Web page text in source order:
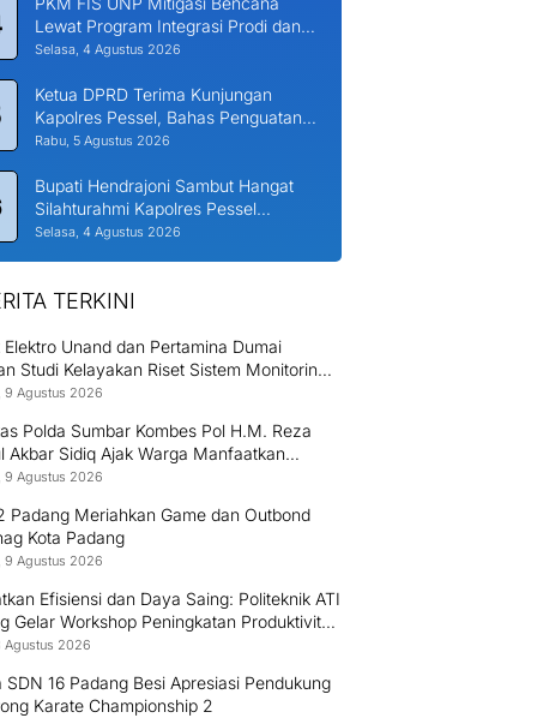
Lewat Program Integrasi Prodi dan
Nagari di Padang Laweh Malalo
Selasa, 4 Agustus 2026
Ketua DPRD Terima Kunjungan
Kapolres Pessel, Bahas Penguatan
Kerjasama Hankamtibmas
Rabu, 5 Agustus 2026
Bupati Hendrajoni Sambut Hangat
Silahturahmi Kapolres Pessel
Bersama PJU
Selasa, 4 Agustus 2026
TERKINI
Elektro Unand dan Pertamina Dumai
Studi Kelayakan Riset Sistem Monitoring
Penguatan Keamanan Industri
9 Agustus 2026
Polda Sumbar Kombes Pol H.M. Reza
Akbar Sidiq Ajak Warga Manfaatkan
Pajak Kendaraan hingga 31 Desember
9 Agustus 2026
Padang Meriahkan Game dan Outbond
Kota Padang
9 Agustus 2026
Efisiensi dan Daya Saing: Politeknik ATI
Gelar Workshop Peningkatan Produktivitas
Agustus 2026
SDN 16 Padang Besi Apresiasi Pendukung
Karate Championship 2